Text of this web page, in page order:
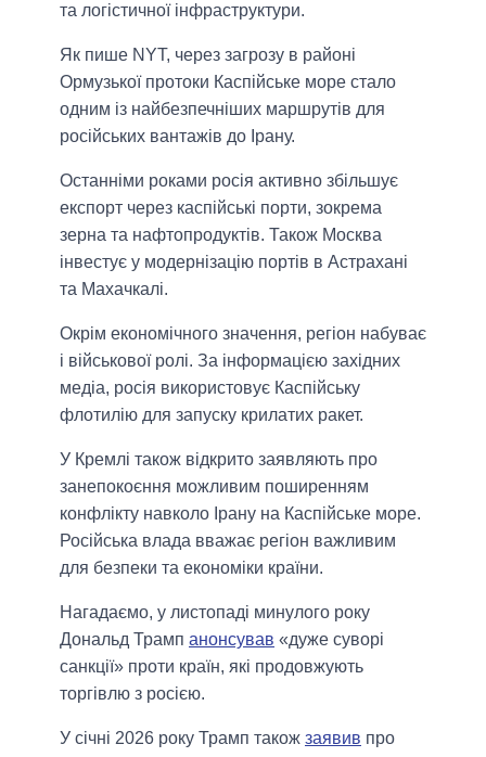
та логістичної інфраструктури.
Як пише NYT, через загрозу в районі
Ормузької протоки Каспійське море стало
одним із найбезпечніших маршрутів для
російських вантажів до Ірану.
Останніми роками росія активно збільшує
експорт через каспійські порти, зокрема
зерна та нафтопродуктів. Також Москва
інвестує у модернізацію портів в Астрахані
та Махачкалі.
Окрім економічного значення, регіон набуває
і військової ролі. За інформацією західних
медіа, росія використовує Каспійську
флотилію для запуску крилатих ракет.
У Кремлі також відкрито заявляють про
занепокоєння можливим поширенням
конфлікту навколо Ірану на Каспійське море.
Російська влада вважає регіон важливим
для безпеки та економіки країни.
Нагадаємо, у листопаді минулого року
Дональд Трамп анонсував «дуже суворі
санкції» проти країн, які продовжують
торгівлю з росією.
У січні 2026 року Трамп також заявив про